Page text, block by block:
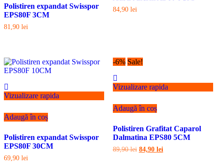
Polistiren expandat Swisspor
EPS80F 3CM
81,90 lei
84,90 lei
Vizualizare rapida
Adaugă în coș
Polistiren expandat Swisspor
EPS80F 30CM
69,90 lei
-6% Sale!
Vizualizare rapida
Adaugă în coș
Polistiren Grafitat Caparol
Dalmatina EPS80 5CM
89,90lei Prețul
84,90 leiPrețul